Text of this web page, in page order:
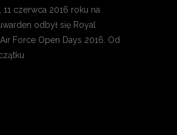
11 czerwca 2016 roku na
odbył się Royal
Force Open Days 2016. Od